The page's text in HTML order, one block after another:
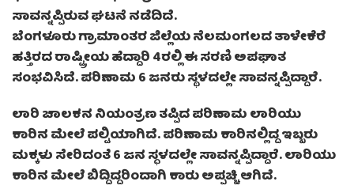
ಸಾವನ್ನಪ್ಪಿರುವ ಘಟನೆ ನಡೆದಿದೆ.
ಬೆಂಗಳೂರು ಗ್ರಾಮಾಂತರ ಜಿಲ್ಲೆಯ ನೆಲಮಂಗಲದ ತಾಳೇಕೆರೆ
ಹತ್ತಿರದ ರಾಷ್ಟ್ರೀಯ ಹೆದ್ದಾರಿ 4ರಲ್ಲಿ ಈ ಸರಣಿ ಅಪಘಾತ
ಸಂಭವಿಸಿದೆ. ಪರಿಣಾಮ 6 ಜನರು ಸ್ಥಳದಲ್ಲೇ ಸಾವನ್ನಪ್ಪಿದ್ದಾರೆ.
ಲಾರಿ ಚಾಲಕನ ನಿಯಂತ್ರಣ ತಪ್ಪಿದ ಪರಿಣಾಮ ಲಾರಿಯು
ಕಾರಿನ ಮೇಲೆ ಪಲ್ಟಿಯಾಗಿದೆ. ಪರಿಣಾಮ ಕಾರಿನಲ್ಲಿದ್ದ ಇಬ್ಬರು
ಮಕ್ಕಳು ಸೇರಿದಂತೆ 6 ಜನ ಸ್ಥಳದಲ್ಲೇ ಸಾವನ್ನಪ್ಪಿದ್ದಾರೆ. ಲಾರಿಯು
ಕಾರಿನ ಮೇಲೆ ಬಿದ್ದಿದ್ದರಿಂದಾಗಿ ಕಾರು ಅಪ್ಪಚ್ಚಿ ಆಗಿದೆ.